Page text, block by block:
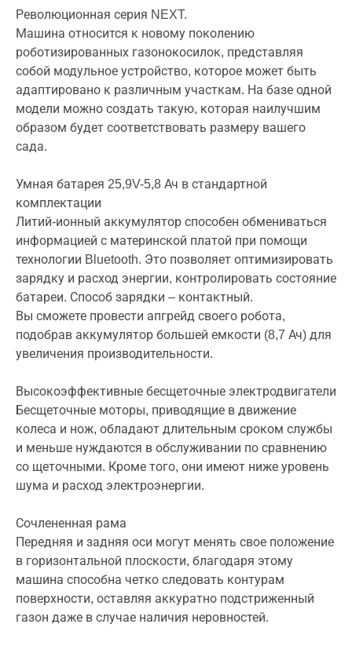
Революционная серия NEXT.
Машина относится к новому поколению
роботизированных газонокосилок, представляя
собой модульное устройство, которое может быть
адаптировано к различным участкам. На базе одной
модели можно создать такую, которая наилучшим
образом будет соответствовать размеру вашего
сада.
Умная батарея 25,9V-5,8 Ач в стандартной
комплектации
Литий-ионный аккумулятор способен обмениваться
информацией с материнской платой при помощи
технологии Bluetooth. Это позволяет оптимизировать
зарядку и расход энергии, контролировать состояние
батареи. Способ зарядки – контактный.
Вы сможете провести апгрейд своего робота,
подобрав аккумулятор большей емкости (8,7 Ач) для
увеличения производительности.
Высокоэффективные бесщеточные электродвигатели
Бесщеточные моторы, приводящие в движение
колеса и нож, обладают длительным сроком службы
и меньше нуждаются в обслуживании по сравнению
со щеточными. Кроме того, они имеют ниже уровень
шума и расход электроэнергии.
Сочлененная рама
Передняя и задняя оси могут менять свое положение
в горизонтальной плоскости, благодаря этому
машина способна четко следовать контурам
поверхности, оставляя аккуратно подстриженный
газон даже в случае наличия неровностей.